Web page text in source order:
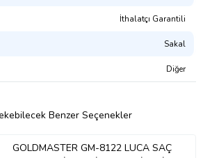
İthalatçı Garantili
Sakal
Diğer
Benzer Seçenekler
GOLDMASTER GM-8122 LUCA SAÇ